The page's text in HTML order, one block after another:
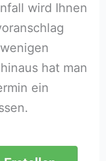
wird Ihnen
hat man
ein